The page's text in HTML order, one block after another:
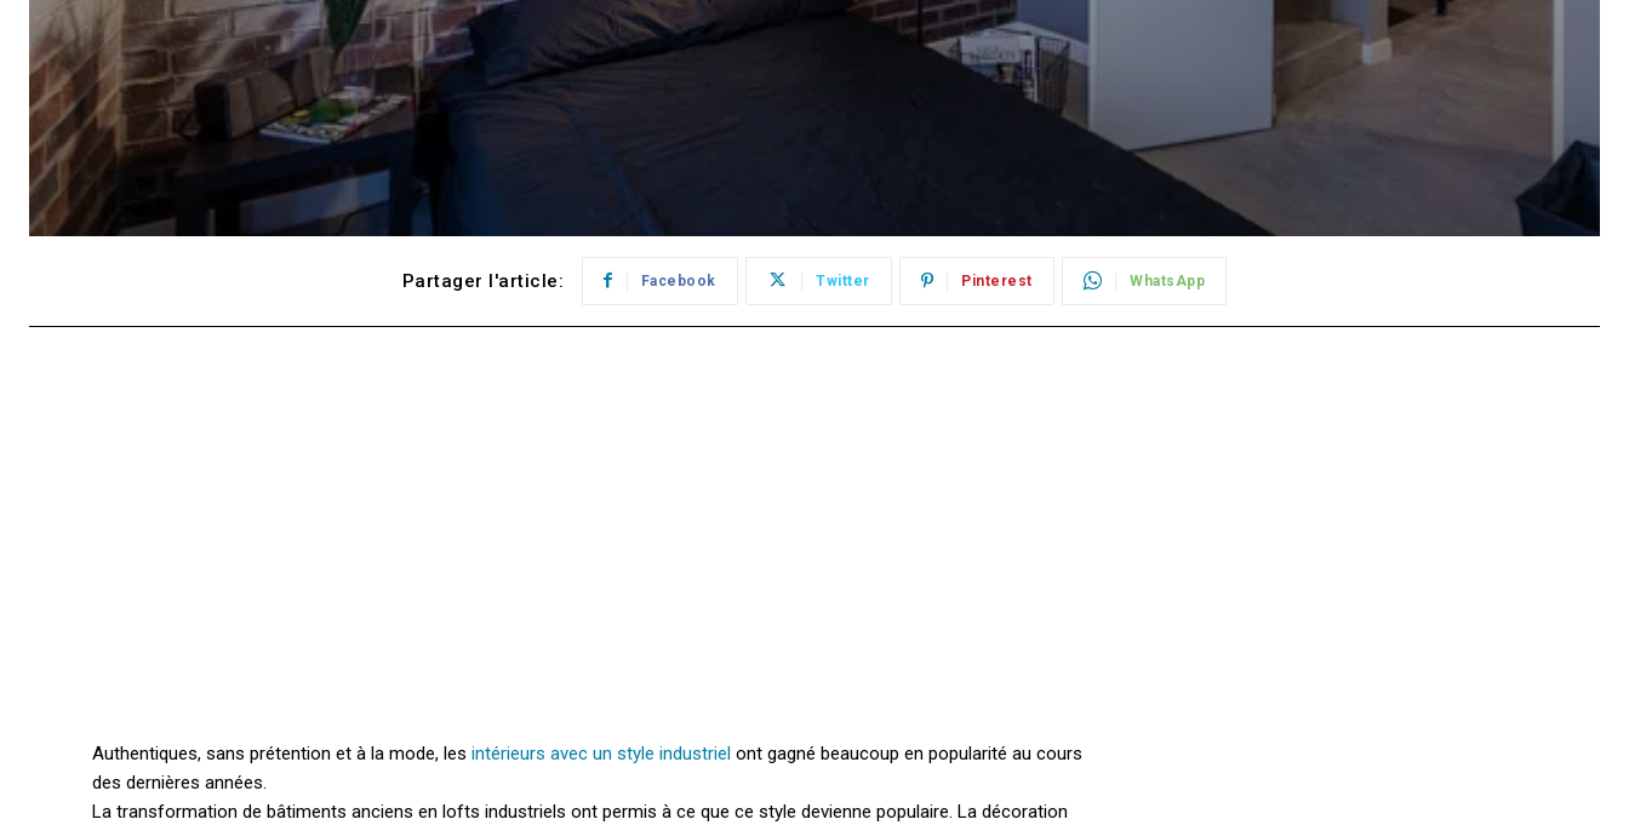
Partager l'article: Facebook Twitter Pinterest WhatsApp
Authentiques, sans prétention et à la mode, les intérieurs avec un style industriel ont gagné beaucoup en popularité au cours
des dernières années.
La transformation de bâtiments anciens en lofts industriels ont permis à ce que ce style devienne populaire. La décoration